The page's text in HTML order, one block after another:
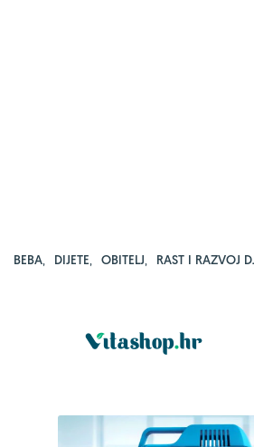
BEBA, DIJETE, OBITELJ, RAST I RAZVOJ